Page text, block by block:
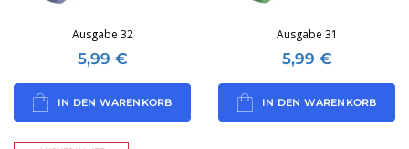
Ausgabe 32
5,99 €
IN DEN WARENKORB
Ausgabe 31
5,99 €
IN DEN WARENKORB